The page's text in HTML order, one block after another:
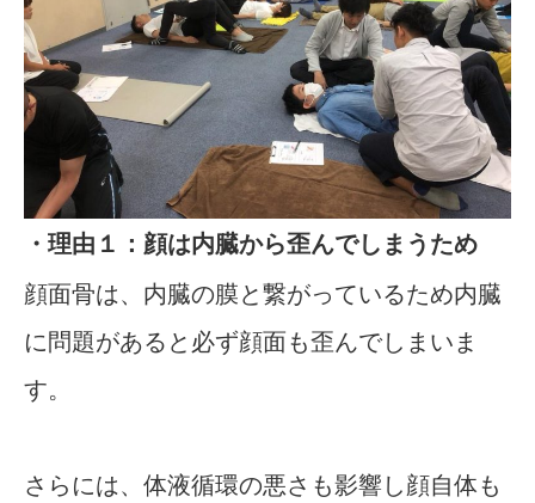
・理由１：顔は内臓から歪んでしまうため
顔面骨は、内臓の膜と繋がっているため内臓
に問題があると必ず顔面も歪んでしまいま
す。
さらには、体液循環の悪さも影響し顔自体も